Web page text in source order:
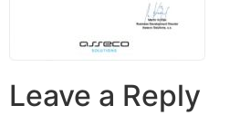
Leave a Reply